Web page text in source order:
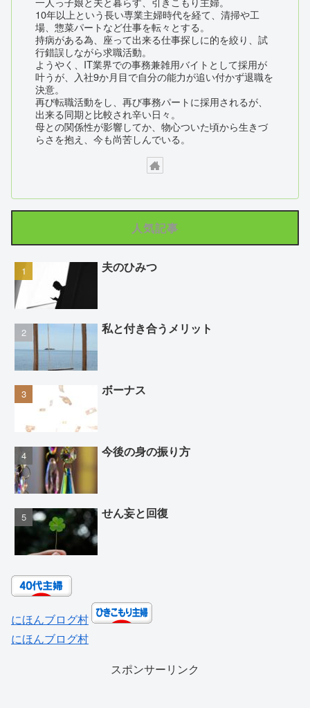
10年以上という長い専業主婦時代を経て、清掃や工
場、惣菜パートなど仕事を転々とする。
持病がある為、座って出来る仕事探しに的を絞り、試
行錯誤しながら求職活動。
ようやく、IT業界での事務兼雑用バイトとして採用が
叶うが、入社9か月目で自分の能力が追い付かず退職を
決意。
再び転職活動をし、再び事務パートに採用されるが、
出来る同期と比較され辛い日々。
母との関係性が影響してか、物心ついた頃から生きづ
らさを抱え、今も尚苦しんでいる。
人気記事
夫のひみつ
私と付き合うメリット
ボーナス
今後の身の振り方
せん妄と回復
にほんブログ村
にほんブログ村
スポンサーリンク